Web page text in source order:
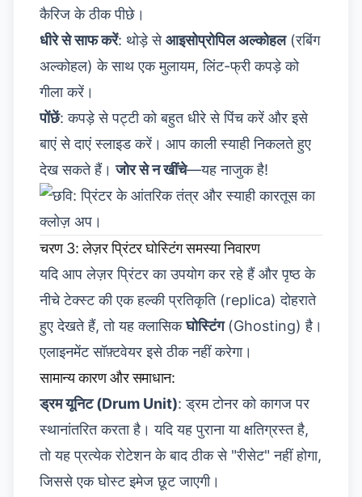
कैरिज के ठीक पीछे।
धीरे से साफ करें: थोड़े सेआइसोप्रोपिल अल्कोहल(रबिंग
अल्कोहल) के साथ एक मुलायम, लिंट-फ्री कपड़े को
गीला करें।
पोंछें: कपड़े से पट्टी को बहुत धीरे से पिंच करें और इसे
बाएं से दाएं स्लाइड करें। आप काली स्याही निकलते हुए
देख सकते हैं।जोर से न खींचे—यह नाजुक है!
चरण 3: लेज़र प्रिंटर घोस्टिंग समस्या निवारण
यदि आप लेज़र प्रिंटर का उपयोग कर रहे हैं और पृष्ठ के
नीचे टेक्स्ट की एक हल्की प्रतिकृति (replica) दोहराते
हुए देखते हैं, तो यह क्लासिकघोस्टिंग(Ghosting) है।
एलाइनमेंट सॉफ़्टवेयर इसे ठीक नहीं करेगा।
सामान्य कारण और समाधान:
ड्रम यूनिट (Drum Unit): ड्रम टोनर को कागज पर
स्थानांतरित करता है। यदि यह पुराना या क्षतिग्रस्त है,
तो यह प्रत्येक रोटेशन के बाद ठीक से "रीसेट" नहीं होगा,
जिससे एक घोस्ट इमेज छूट जाएगी।